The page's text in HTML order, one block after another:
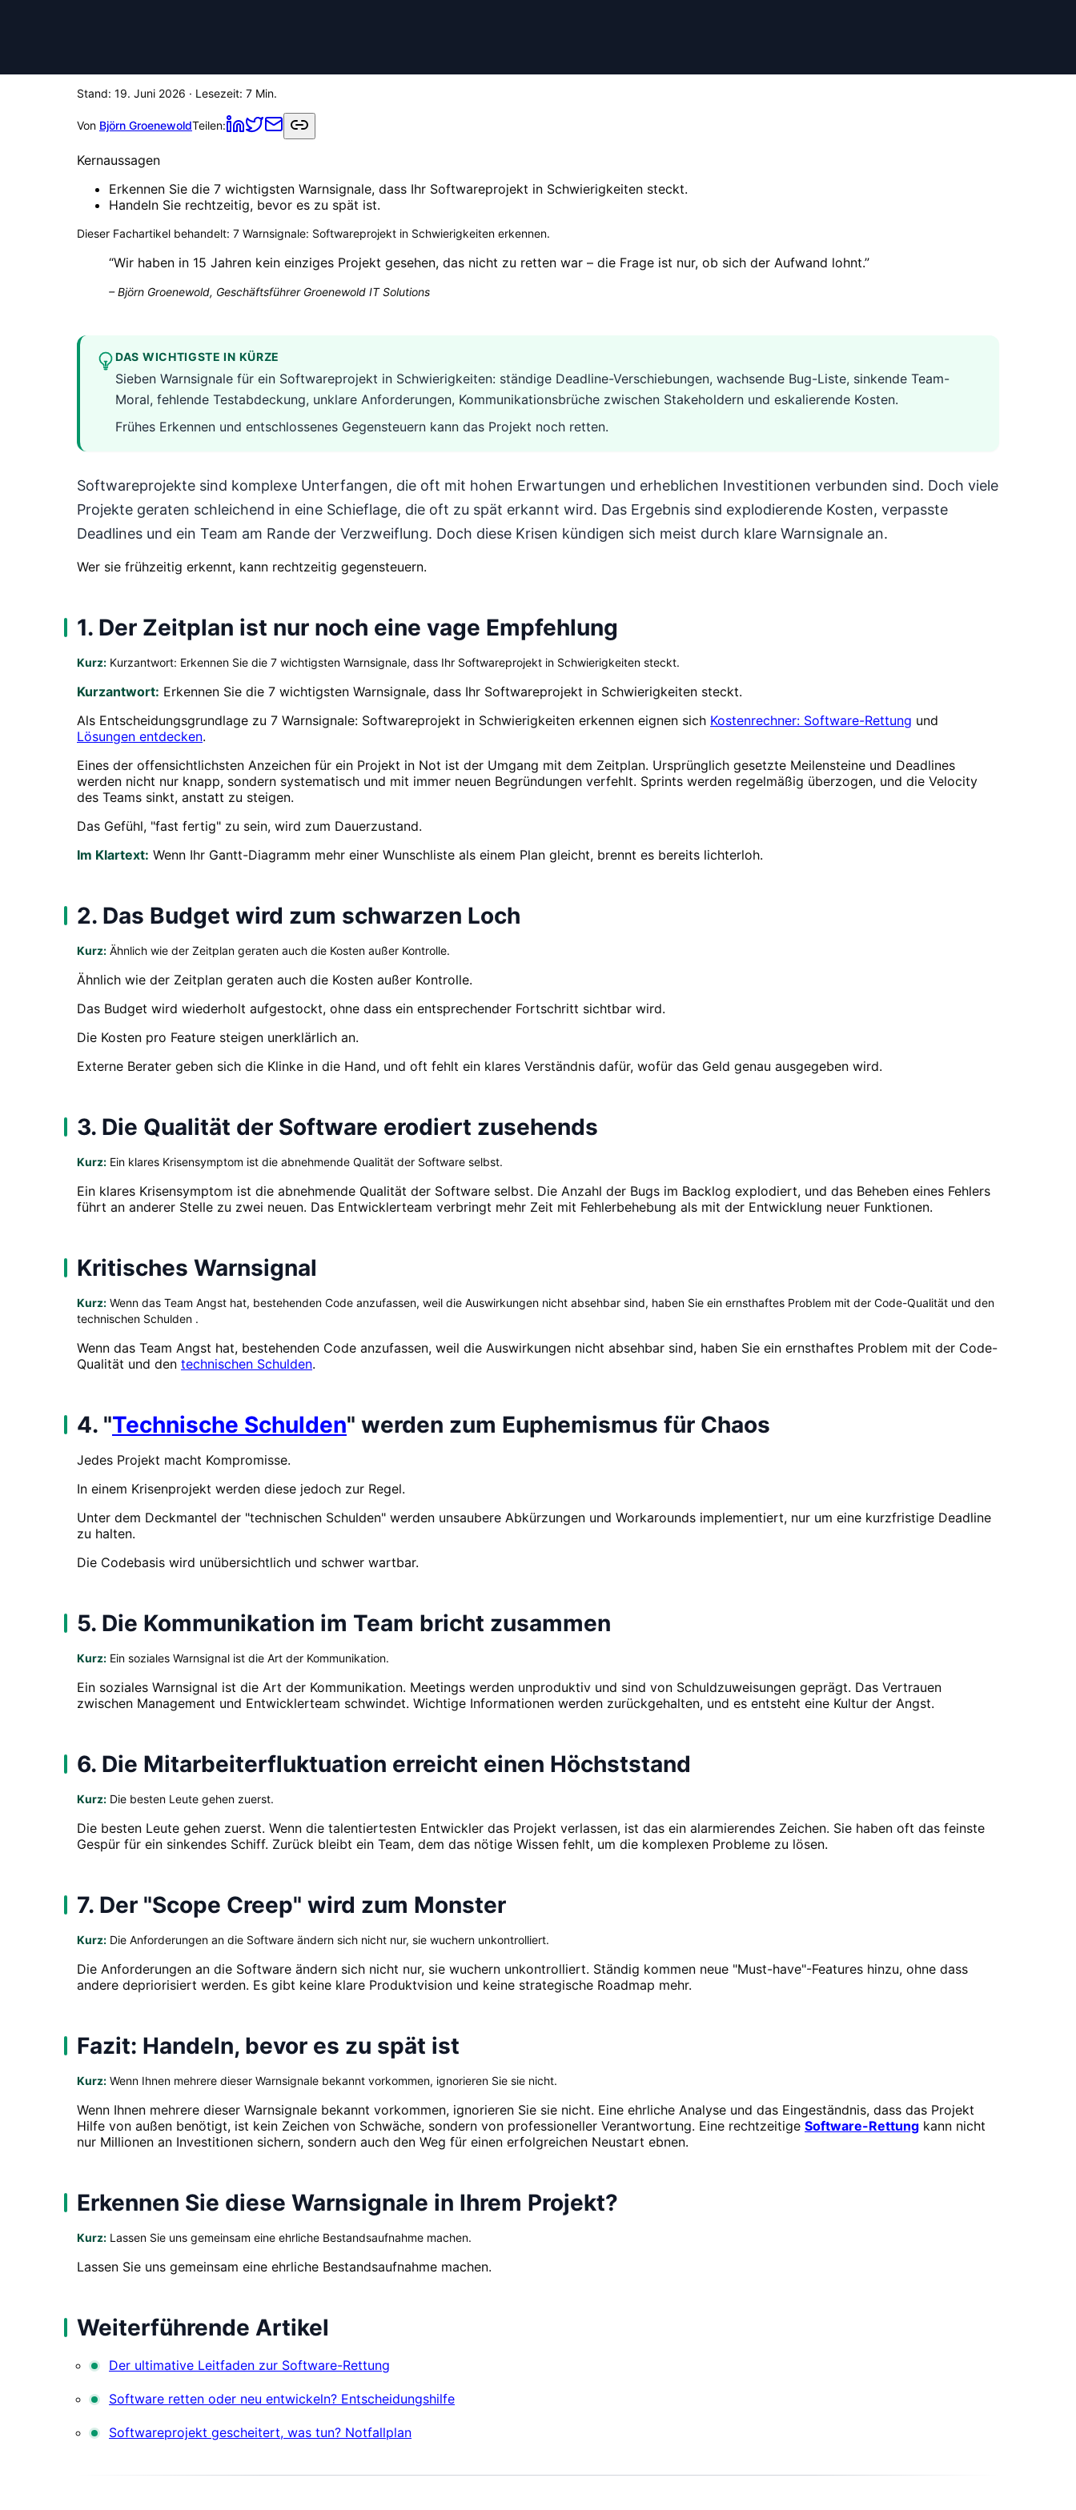
Stand: 19. Juni 2026 · Lesezeit: 7 Min.
Von Björn GroenewoldTeilen:
Kernaussagen
Erkennen Sie die 7 wichtigsten Warnsignale, dass Ihr Softwareprojekt in Schwierigkeiten steckt.
Handeln Sie rechtzeitig, bevor es zu spät ist.
Dieser Fachartikel behandelt: 7 Warnsignale: Softwareprojekt in Schwierigkeiten erkennen.
“Wir haben in 15 Jahren kein einziges Projekt gesehen, das nicht zu retten war – die Frage ist nur, ob sich der Aufwand lohnt.”
–Björn Groenewold, Geschäftsführer Groenewold IT Solutions
DAS WICHTIGSTE IN KÜRZE
Sieben Warnsignale für ein Softwareprojekt in Schwierigkeiten: ständige Deadline-Verschiebungen, wachsende Bug-Liste, sinkende Team-
Moral, fehlende Testabdeckung, unklare Anforderungen, Kommunikationsbrüche zwischen Stakeholdern und eskalierende Kosten.
Frühes Erkennen und entschlossenes Gegensteuern kann das Projekt noch retten.
Softwareprojekte sind komplexe Unterfangen, die oft mit hohen Erwartungen und erheblichen Investitionen verbunden sind. Doch viele
Projekte geraten schleichend in eine Schieflage, die oft zu spät erkannt wird. Das Ergebnis sind explodierende Kosten, verpasste
Deadlines und ein Team am Rande der Verzweiflung. Doch diese Krisen kündigen sich meist durch klare Warnsignale an.
Wer sie frühzeitig erkennt, kann rechtzeitig gegensteuern.
1. Der Zeitplan ist nur noch eine vage Empfehlung
Kurz: Kurzantwort: Erkennen Sie die 7 wichtigsten Warnsignale, dass Ihr Softwareprojekt in Schwierigkeiten steckt.
Kurzantwort: Erkennen Sie die 7 wichtigsten Warnsignale, dass Ihr Softwareprojekt in Schwierigkeiten steckt.
Als Entscheidungsgrundlage zu 7 Warnsignale: Softwareprojekt in Schwierigkeiten erkennen eignen sich Kostenrechner: Software-Rettung und
Lösungen entdecken.
Eines der offensichtlichsten Anzeichen für ein Projekt in Not ist der Umgang mit dem Zeitplan. Ursprünglich gesetzte Meilensteine und Deadlines
werden nicht nur knapp, sondern systematisch und mit immer neuen Begründungen verfehlt. Sprints werden regelmäßig überzogen, und die Velocity
des Teams sinkt, anstatt zu steigen.
Das Gefühl, "fast fertig" zu sein, wird zum Dauerzustand.
Im Klartext: Wenn Ihr Gantt-Diagramm mehr einer Wunschliste als einem Plan gleicht, brennt es bereits lichterloh.
2. Das Budget wird zum schwarzen Loch
Kurz: Ähnlich wie der Zeitplan geraten auch die Kosten außer Kontrolle.
Ähnlich wie der Zeitplan geraten auch die Kosten außer Kontrolle.
Das Budget wird wiederholt aufgestockt, ohne dass ein entsprechender Fortschritt sichtbar wird.
Die Kosten pro Feature steigen unerklärlich an.
Externe Berater geben sich die Klinke in die Hand, und oft fehlt ein klares Verständnis dafür, wofür das Geld genau ausgegeben wird.
3. Die Qualität der Software erodiert zusehends
Kurz: Ein klares Krisensymptom ist die abnehmende Qualität der Software selbst.
Ein klares Krisensymptom ist die abnehmende Qualität der Software selbst. Die Anzahl der Bugs im Backlog explodiert, und das Beheben eines Fehlers
führt an anderer Stelle zu zwei neuen. Das Entwicklerteam verbringt mehr Zeit mit Fehlerbehebung als mit der Entwicklung neuer Funktionen.
Kritisches Warnsignal
Kurz: Wenn das Team Angst hat, bestehenden Code anzufassen, weil die Auswirkungen nicht absehbar sind, haben Sie ein ernsthaftes Problem mit der Code-Qualität und den
technischen Schulden .
Wenn das Team Angst hat, bestehenden Code anzufassen, weil die Auswirkungen nicht absehbar sind, haben Sie ein ernsthaftes Problem mit der Code-
Qualität und den technischen Schulden.
4. "Technische Schulden" werden zum Euphemismus für Chaos
Jedes Projekt macht Kompromisse.
In einem Krisenprojekt werden diese jedoch zur Regel.
Unter dem Deckmantel der "technischen Schulden" werden unsaubere Abkürzungen und Workarounds implementiert, nur um eine kurzfristige Deadline
zu halten.
Die Codebasis wird unübersichtlich und schwer wartbar.
5. Die Kommunikation im Team bricht zusammen
Kurz: Ein soziales Warnsignal ist die Art der Kommunikation.
Ein soziales Warnsignal ist die Art der Kommunikation. Meetings werden unproduktiv und sind von Schuldzuweisungen geprägt. Das Vertrauen
zwischen Management und Entwicklerteam schwindet. Wichtige Informationen werden zurückgehalten, und es entsteht eine Kultur der Angst.
6. Die Mitarbeiterfluktuation erreicht einen Höchststand
Kurz: Die besten Leute gehen zuerst.
Die besten Leute gehen zuerst. Wenn die talentiertesten Entwickler das Projekt verlassen, ist das ein alarmierendes Zeichen. Sie haben oft das feinste
Gespür für ein sinkendes Schiff. Zurück bleibt ein Team, dem das nötige Wissen fehlt, um die komplexen Probleme zu lösen.
7. Der "Scope Creep" wird zum Monster
Kurz: Die Anforderungen an die Software ändern sich nicht nur, sie wuchern unkontrolliert.
Die Anforderungen an die Software ändern sich nicht nur, sie wuchern unkontrolliert. Ständig kommen neue "Must-have"-Features hinzu, ohne dass
andere depriorisiert werden. Es gibt keine klare Produktvision und keine strategische Roadmap mehr.
Fazit: Handeln, bevor es zu spät ist
Kurz: Wenn Ihnen mehrere dieser Warnsignale bekannt vorkommen, ignorieren Sie sie nicht.
Wenn Ihnen mehrere dieser Warnsignale bekannt vorkommen, ignorieren Sie sie nicht. Eine ehrliche Analyse und das Eingeständnis, dass das Projekt
Hilfe von außen benötigt, ist kein Zeichen von Schwäche, sondern von professioneller Verantwortung. Eine rechtzeitige Software-Rettung kann nicht
nur Millionen an Investitionen sichern, sondern auch den Weg für einen erfolgreichen Neustart ebnen.
Erkennen Sie diese Warnsignale in Ihrem Projekt?
Kurz: Lassen Sie uns gemeinsam eine ehrliche Bestandsaufnahme machen.
Lassen Sie uns gemeinsam eine ehrliche Bestandsaufnahme machen.
Weiterführende Artikel
Der ultimative Leitfaden zur Software-Rettung
Software retten oder neu entwickeln? Entscheidungshilfe
Softwareprojekt gescheitert, was tun? Notfallplan